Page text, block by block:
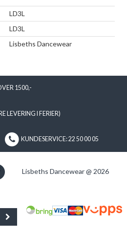
LD3L
LD3L
Lisbeths Dancewear
1500,-
LEVERING I FERIER)
KUNDESERVICE: 22 50 00 05
Lisbeths Dancewear @ 2026